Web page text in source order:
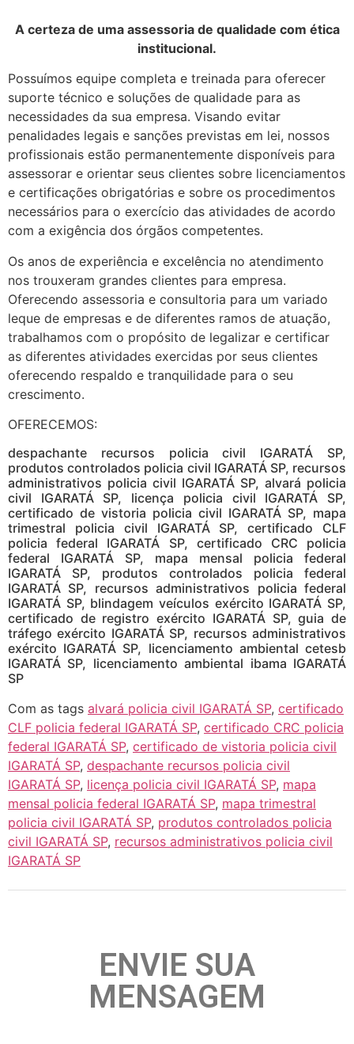
A certeza de uma assessoria de qualidade com ética
institucional.
Possuímos equipe completa e treinada para oferecer
suporte técnico e soluções de qualidade para as
necessidades da sua empresa. Visando evitar
penalidades legais e sanções previstas em lei, nossos
profissionais estão permanentemente disponíveis para
assessorar e orientar seus clientes sobre licenciamentos
e certificações obrigatórias e sobre os procedimentos
necessários para o exercício das atividades de acordo
com a exigência dos órgãos competentes.
Os anos de experiência e excelência no atendimento
nos trouxeram grandes clientes para empresa.
Oferecendo assessoria e consultoria para um variado
leque de empresas e de diferentes ramos de atuação,
trabalhamos com o propósito de legalizar e certificar
as diferentes atividades exercidas por seus clientes
oferecendo respaldo e tranquilidade para o seu
crescimento.
OFERECEMOS:
despachante recursos policia civil IGARATÁ SP,
produtos controlados policia civil IGARATÁ SP, recursos
administrativos policia civil IGARATÁ SP, alvará policia
civil IGARATÁ SP, licença policia civil IGARATÁ SP,
certificado de vistoria policia civil IGARATÁ SP, mapa
trimestral policia civil IGARATÁ SP, certificado CLF
policia federal IGARATÁ SP, certificado CRC policia
federal IGARATÁ SP, mapa mensal policia federal
IGARATÁ SP, produtos controlados policia federal
IGARATÁ SP, recursos administrativos policia federal
IGARATÁ SP, blindagem veículos exército IGARATÁ SP,
certificado de registro exército IGARATÁ SP, guia de
tráfego exército IGARATÁ SP, recursos administrativos
exército IGARATÁ SP, licenciamento ambiental cetesb
IGARATÁ SP, licenciamento ambiental ibama IGARATÁ
SP
Com as tags alvará policia civil IGARATÁ SP, certificado
CLF policia federal IGARATÁ SP, certificado CRC policia
federal IGARATÁ SP, certificado de vistoria policia civil
IGARATÁ SP, despachante recursos policia civil
IGARATÁ SP, licença policia civil IGARATÁ SP, mapa
mensal policia federal IGARATÁ SP, mapa trimestral
policia civil IGARATÁ SP, produtos controlados policia
civil IGARATÁ SP, recursos administrativos policia civil
IGARATÁ SP
ENVIE SUA
MENSAGEM